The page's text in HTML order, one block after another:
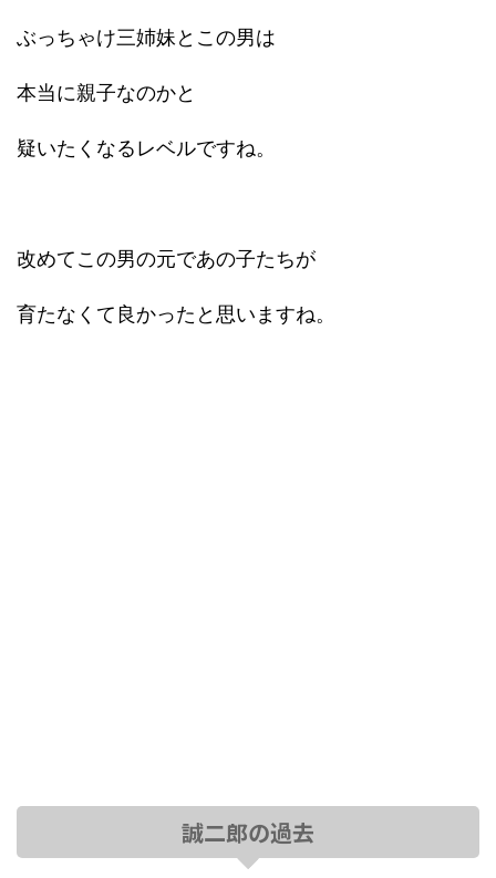
ぶっちゃけ三姉妹とこの男は
本当に親子なのかと
疑いたくなるレベルですね。
改めてこの男の元であの子たちが
育たなくて良かったと思いますね。
誠二郎の過去